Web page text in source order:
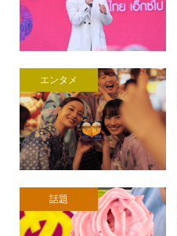
エンタメ
話題